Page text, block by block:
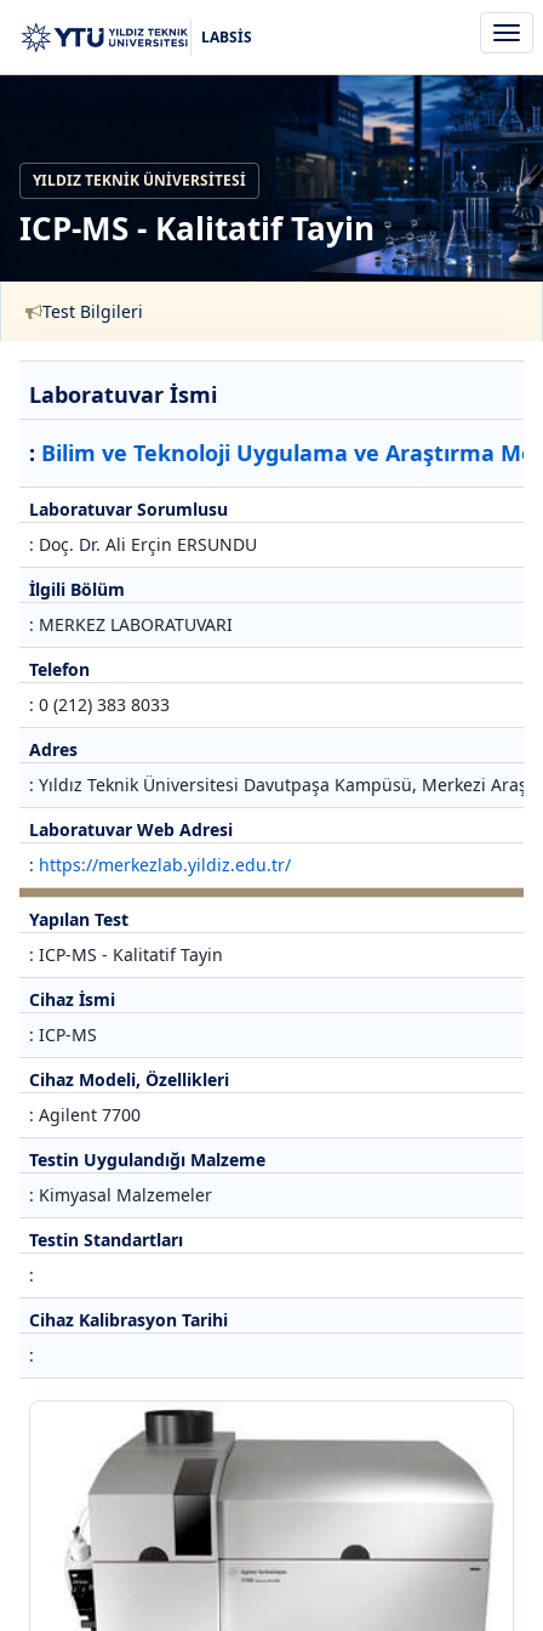
aç/
LABSİS
YILDIZ TEKNIK ÜNIVERSITESI
ICP-MS - Kalitatif Tayin
Test Bilgileri
Laboratuvar İsmi
: Bilim ve Teknoloji Uygulama ve Araştırma
Laboratuvar Sorumlusu
: Doç. Dr. Ali Erçin ERSUNDU
İlgili Bölüm
: MERKEZ LABORATUVARI
Telefon
: 0 (212) 383 8033
Adres
: Yıldız Teknik Üniversitesi Davutpaşa Kampüsü, Merkezi
Laboratuvar Web Adresi
: https://merkezlab.yildiz.edu.tr/
Yapılan Test
: ICP-MS - Kalitatif Tayin
Cihaz İsmi
: ICP-MS
Cihaz Modeli, Özellikleri
: Agilent 7700
Testin Uygulandığı Malzeme
: Kimyasal Malzemeler
Testin Standartları
:
Cihaz Kalibrasyon Tarihi
: